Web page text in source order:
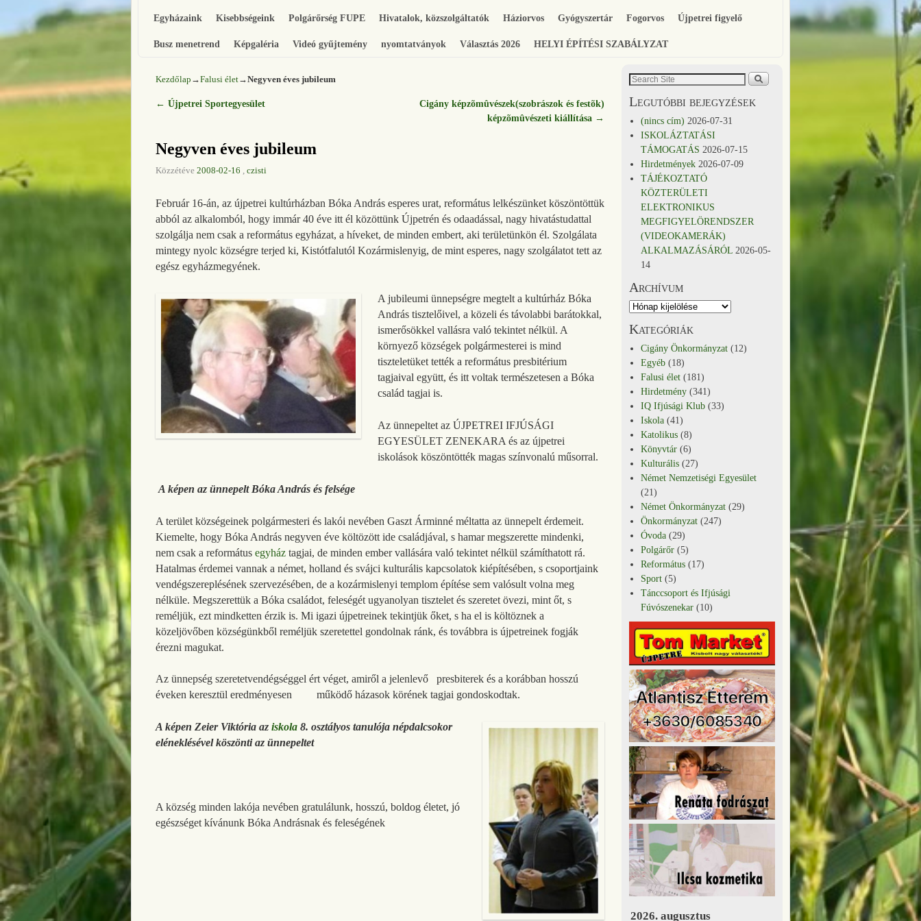
Egyházaink Kisebbségeink Polgárőrség FUPE Hivatalok, közszolgáltatók Háziorvos Gyógyszertár Fogorvos Újpetrei figyelő
Busz menetrend Képgaléria Videó gyűjtemény nyomtatványok Választás 2026 HELYI ÉPÍTÉSI SZABÁLYZAT
Kezdőlap →Falusi élet→Negyven éves jubileum
Bejegyzés navigáció
← Újpetrei Sportegyesület
Cigány képzõmûvészek(szobrászok és festõk)
képzõmûvészeti kiállítása →
Negyven éves jubileum
Közzétéve 2008-02-16 , czisti
Február 16-án, az újpetrei kultúrházban Bóka András esperes urat, református lelkészünket köszöntöttük
abból az alkalomból, hogy immár 40 éve itt él közöttünk Újpetrén és odaadással, nagy hivatástudattal
szolgálja nem csak a református egyházat, a híveket, de minden embert, aki területünkön él. Szolgálata
mintegy nyolc községre terjed ki, Kistótfalutól Kozármislenyig, de mint esperes, nagy szolgálatot tett az
egész egyházmegyének.
A jubileumi ünnepségre megtelt a kultúrház Bóka
András tisztelőivel, a közeli és távolabbi barátokkal,
ismerősökkel vallásra való tekintet nélkül. A
környező községek polgármesterei is mind
tiszteletüket tették a református presbitérium
tagjaival együtt, és itt voltak természetesen a Bóka
család tagjai is.
Az ünnepeltet az ÚJPETREI IFJÚSÁGI
EGYESÜLET ZENEKARA és az újpetrei
iskolások köszöntötték magas színvonalú műsorral.
A képen az ünnepelt Bóka András és felsége
A terület községeinek polgármesteri és lakói nevében Gaszt Árminné méltatta az ünnepelt érdemeit.
Kiemelte, hogy Bóka András negyven éve költözött ide családjával, s hamar megszerette mindenki,
nem csak a református egyház tagjai, de minden ember vallására való tekintet nélkül számíthatott rá.
Hatalmas érdemei vannak a német, holland és svájci kulturális kapcsolatok kiépítésében, s csoportjaink
vendégszereplésének szervezésében, de a kozármislenyi templom építése sem valósult volna meg
nélküle. Megszerettük a Bóka családot, feleségét ugyanolyan tisztelet és szeretet övezi, mint őt, s
reméljük, ezt mindketten érzik is. Mi igazi újpetreinek tekintjük őket, s ha el is költöznek a
közeljövőben községünkből reméljük szeretettel gondolnak ránk, és továbbra is újpetreinek fogják
érezni magukat.
Az ünnepség szeretetvendégséggel ért véget, amiről a jelenlevő presbiterek és a korábban hosszú
éveken keresztül eredményesen működő házasok körének tagjai gondoskodtak.
A képen Zeier Viktória az iskola 8. osztályos tanulója népdalcsokor
eléneklésével köszönti az ünnepeltet
A község minden lakója nevében gratulálunk, hosszú, boldog életet, jó
egészséget kívánunk Bóka Andrásnak és feleségének
Legutóbbi bejegyzések
(nincs cím) 2026-07-31
ISKOLÁZTATÁSI
TÁMOGATÁS 2026-07-15
Hirdetmények 2026-07-09
TÁJÉKOZTATÓ
KÖZTERÜLETI
ELEKTRONIKUS
MEGFIGYELÖRENDSZER
(VIDEOKAMERÁK)
ALKALMAZÁSÁRÓL 2026-05-
14
Archívum
Kategóriák
Cigány Önkormányzat (12)
Egyéb (18)
Falusi élet (181)
Hirdetmény (341)
IQ Ifjúsági Klub (33)
Iskola (41)
Katolikus (8)
Könyvtár (6)
Kulturális (27)
Német Nemzetiségi Egyesület
(21)
Német Önkormányzat (29)
Önkormányzat (247)
Óvoda (29)
Polgárőr (5)
Református (17)
Sport (5)
Tánccsoport és Ifjúsági
Fúvószenekar (10)
2026. augusztus